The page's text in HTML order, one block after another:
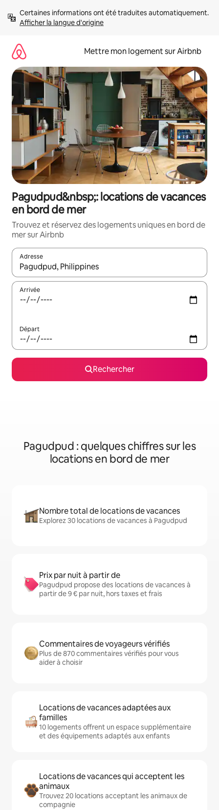
directement
Afficher la langue d'origine
Mettre mon logement sur Airbnb
Pagudpud&nbsp;: locations de vacances
en bord de mer
Trouvez et réservez des logements uniques en bord de
mer sur Airbnb
Adresse
Lorsque les résultats s'affichent, utilisez les flèches vers le
Arrivée
Départ
Rechercher
Pagudpud : quelques chiffres sur les
locations en bord de mer
Nombre total de locations de vacances
Explorez 30 locations de vacances à Pagudpud
Prix par nuit à partir de
Pagudpud propose des locations de vacances à
partir de 9 € par nuit, hors taxes et frais
Commentaires de voyageurs vérifiés
Plus de 870 commentaires vérifiés pour vous
aider à choisir
Locations de vacances adaptées aux
familles
10 logements offrent un espace supplémentaire
et des équipements adaptés aux enfants
Locations de vacances qui acceptent les
animaux
Trouvez 20 locations acceptant les animaux de
compagnie